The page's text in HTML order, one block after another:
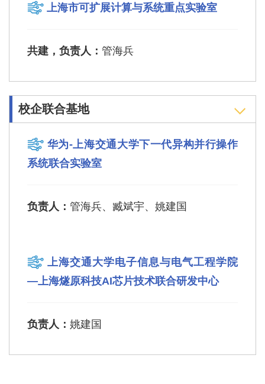
上海市可扩展计算与系统重点实验室
共建，负责人： 管海兵
校企联合基地
华为-上海交通大学下一代异构并行操作
系统联合实验室
负责人： 管海兵、臧斌宇、姚建国
上海交通大学电子信息与电气工程学院
—上海燧原科技AI芯片技术联合研发中心
负责人： 姚建国